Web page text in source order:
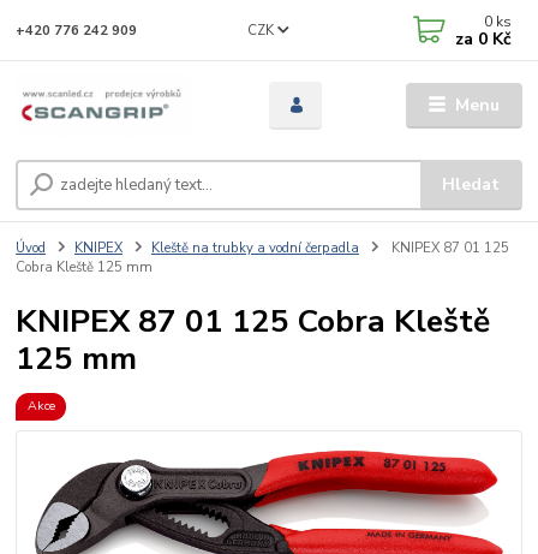
Menu
CZK
Hledat
+420 776 242 909 0 ks
za 0 Kč
Úvod KNIPEX Kleště na trubky a vodní čerpadla
KNIPEX 87 01 125
Cobra Kleště 125 mm
KNIPEX 87 01 125 Cobra Kleště
125 mm
Akce